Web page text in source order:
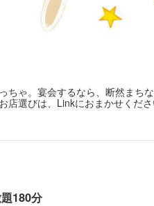
ゃ。宴会するなら、断然まち
選びは、Linkにおまかせくださ
180分